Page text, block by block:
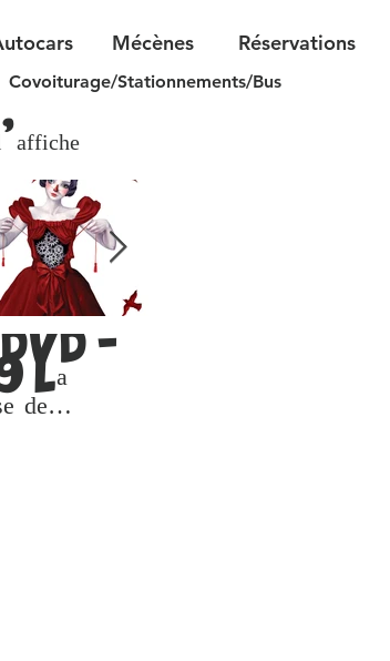
Covoiturage/Stationnements/Bus
Mécènes Réservations
DVD -
de